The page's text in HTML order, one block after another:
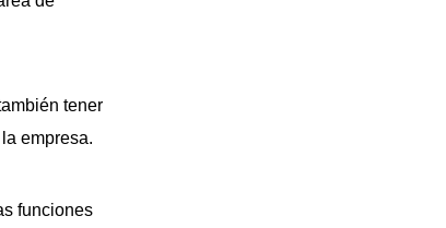
tener
empresa.
funciones